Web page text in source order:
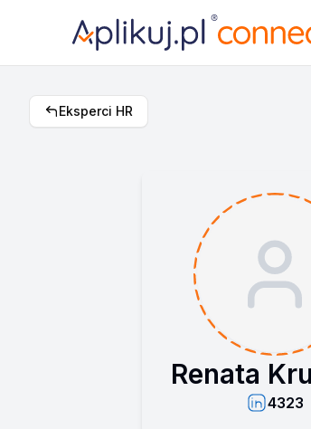
Eksperci HR
Renata
4323